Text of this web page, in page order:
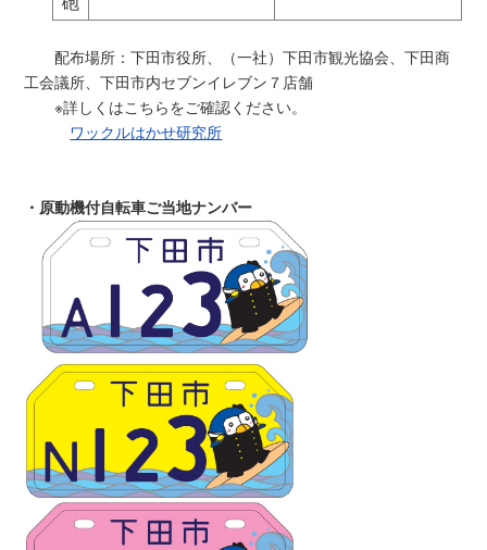
配布場所：下田市役所、（一社）下田市観光協会、下田商
工会議所、下田市内セブンイレブン７店舗
※詳しくはこちらをご確認ください。
ワックルはかせ研究所
・原動機付自転車ご当地ナンバー